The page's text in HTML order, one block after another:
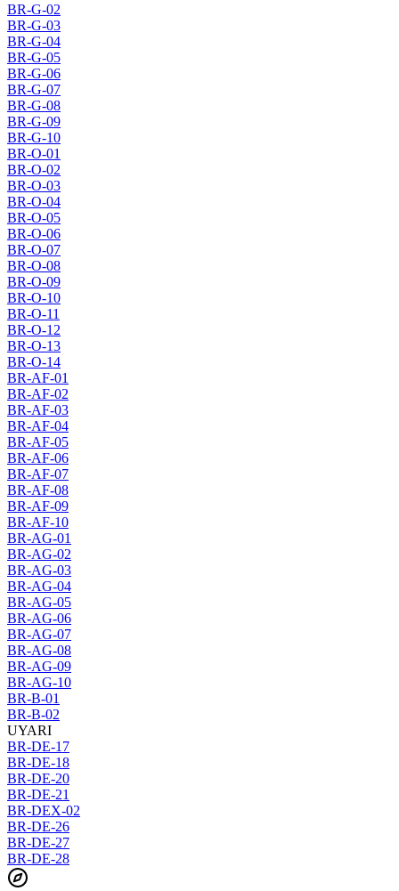
BR-G-02
BR-G-03
BR-G-04
BR-G-05
BR-G-06
BR-G-07
BR-G-08
BR-G-09
BR-G-10
BR-O-01
BR-O-02
BR-O-03
BR-O-04
BR-O-05
BR-O-06
BR-O-07
BR-O-08
BR-O-09
BR-O-10
BR-O-11
BR-O-12
BR-O-13
BR-O-14
BR-AF-01
BR-AF-02
BR-AF-03
BR-AF-04
BR-AF-05
BR-AF-06
BR-AF-07
BR-AF-08
BR-AF-09
BR-AF-10
BR-AG-01
BR-AG-02
BR-AG-03
BR-AG-04
BR-AG-05
BR-AG-06
BR-AG-07
BR-AG-08
BR-AG-09
BR-AG-10
BR-B-01
BR-B-02
UYARI
BR-DE-17
BR-DE-18
BR-DE-20
BR-DE-21
BR-DEX-02
BR-DE-26
BR-DE-27
BR-DE-28